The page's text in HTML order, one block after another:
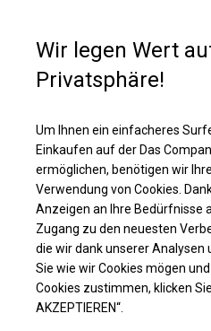
Ganzjähriges Catering-Zelt |
Wir legen Wert
Privatsphäre!
Um Ihnen ein einfacheres
Einkaufen auf der Das
ermöglichen, benötigen wir
Verwendung von Cookies.
Anzeigen an Ihre Bedürfnisse
Zugang zu den neuesten
die wir dank unserer Analysen
Sie wie wir Cookies mögen
Cookies zustimmen, klicken Sie
AKZEPTIEREN“.